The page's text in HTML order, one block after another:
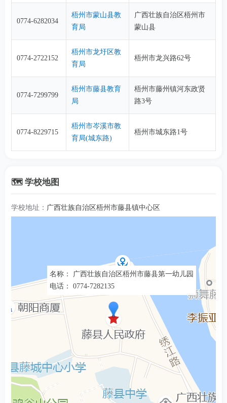
0774-6282034
梧州市蒙山县教
育局
广西壮族自治区梧州市
蒙山县
0774-2722152
梧州市龙圩区教
育局
梧州市龙兴路62号
0774-7299799
梧州市藤县教育
局
梧州市藤州镇河东政贤
路3号
0774-8229715
梧州市岑溪市教
育局(城东路)
梧州市城东路1号
🗺️ 学校地图
学校地址： 广西壮族自治区梧州市藤县镇中心区
名称： 广西壮族自治区梧州市藤县第一幼儿园
电话： 0774-7282135